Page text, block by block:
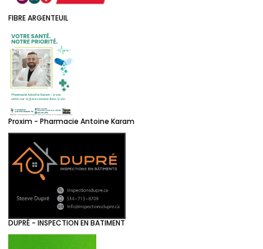
FIBRE ARGENTEUIL
Proxim - Pharmacie Antoine Karam
DUPRÉ - INSPECTION EN BATIMENT